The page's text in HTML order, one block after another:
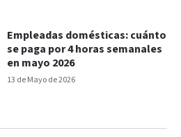
13 de Mayo de 2026
Empleadas domésticas: cuánto
se paga por 4 horas semanales
en mayo 2026